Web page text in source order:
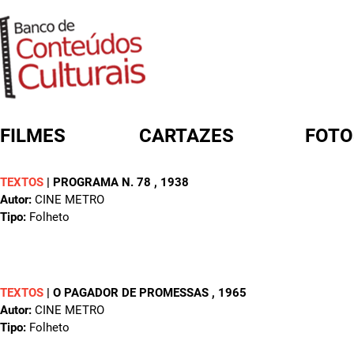
FILMES CARTAZES
TEXTOS | PROGRAMA N. 78 , 1938
Autor: CINE METRO
Tipo: Folheto
TEXTOS | O PAGADOR DE PROMESSAS , 1965
Autor: CINE METRO
Tipo: Folheto
FORMULÁRIO DE BUSCA